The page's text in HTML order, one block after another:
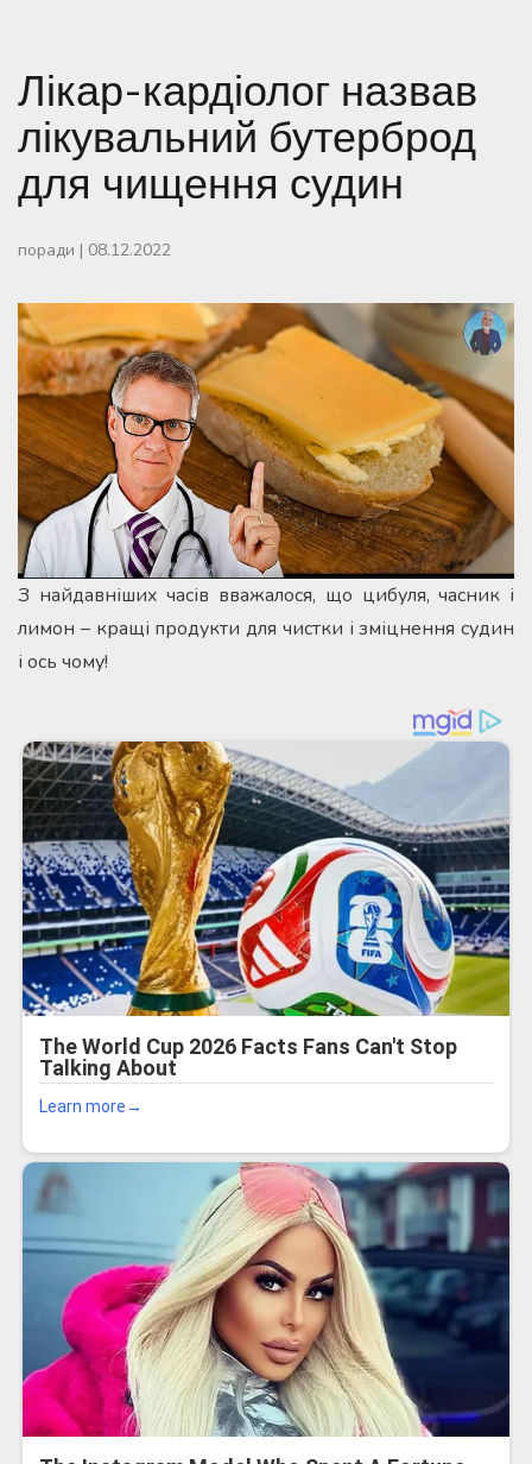
Лікар-кардіолог назвав
лікувальний бутерброд
для чищення судин
поради | 08.12.2022
З найдавніших часів вважалося, що цибуля, часник і
лимон – кращі продукти для чистки і зміцнення судин
і ось чому!